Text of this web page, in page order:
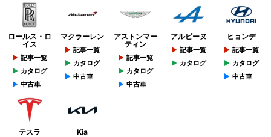
ロールス・ロ
イス
記事一覧
カタログ
中古車
マクラーレン
記事一覧
カタログ
中古車
アストンマー
ティン
記事一覧
カタログ
中古車
アルピーヌ
記事一覧
カタログ
ヒョンデ
記事一覧
カタログ
中古車
テスラ Kia